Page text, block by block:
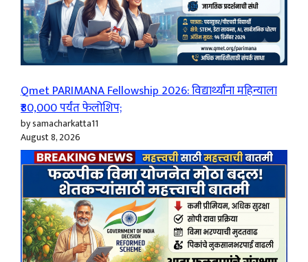
Qmet PARIMANA Fellowship 2026: विद्यार्थ्यांना महिन्याला
₹80,000 पर्यंत फेलोशिप;
by samacharkatta11
August 8, 2026